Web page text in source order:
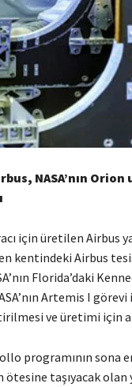
NASA’nın
için üretilen Airbus
kentindeki Airbus
Florida’daki
Artemis I
ve üretimi için
programının
ötesine taşıyacak